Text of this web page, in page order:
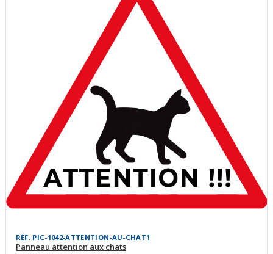
RÉF. PIC-1042-ATTENTION-AU-CHAT1
Panneau attention aux chats